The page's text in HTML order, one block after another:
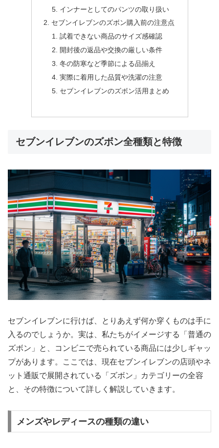
インナーとしてのパンツの取り扱い
セブンイレブンのズボン購入前の注意点
試着できない商品のサイズ感確認
開封後の返品や交換の厳しい条件
冬の防寒など季節による品揃え
実際に着用した品質や洗濯の注意
セブンイレブンのズボン活用まとめ
セブンイレブンのズボン全種類と特徴
セブンイレブンに行けば、とりあえず何か穿くものは手に
入るのでしょうか。実は、私たちがイメージする「普通の
ズボン」と、コンビニで売られている商品には少しギャッ
プがあります。ここでは、現在セブンイレブンの店頭やネ
ット通販で展開されている「ズボン」カテゴリーの全容
と、その特徴について詳しく解説していきます。
メンズやレディースの種類の違い